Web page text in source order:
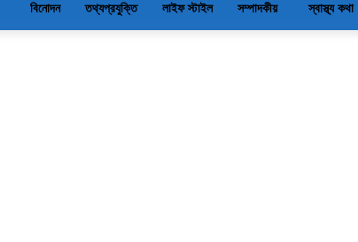
বিনোদন তথ্যপ্রযুক্তি লাইফ স্টাইল সম্পাদকীয় স্বাস্থ্য কথা